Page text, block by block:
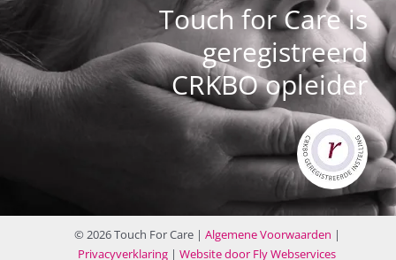
Touch for Care is
geregistreerd
CRKBO opleider
© 2026 Touch For Care | Algemene Voorwaarden |
Privacyverklaring | Website door Fly Webservices